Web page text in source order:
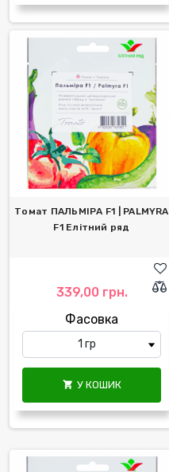
Томат ПАЛЬМІРА F1 | PALMYRA
F1 Елітний ряд
339,00 грн.
Фасовка
 У КОШИК